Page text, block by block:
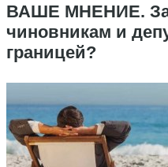
ВАШЕ МНЕНИЕ.
чиновникам и
границей?